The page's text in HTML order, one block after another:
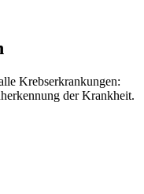
Krebserkrankungen:
der Krankheit.